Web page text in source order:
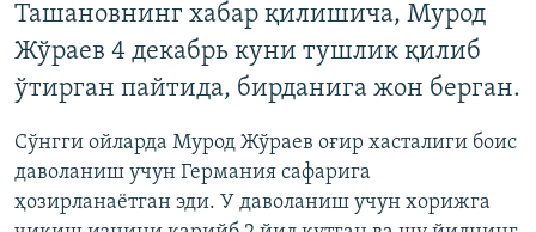
Ташановнинг хабар қилишича, Мурод
Жўраев 4 декабрь куни тушлик қилиб
ўтирган пайтида, бирданига жон берган.
Сўнгги ойларда Мурод Жўраев оғир хасталиги боис
даволаниш учун Германия сафарига
ҳозирланаётган эди. У даволаниш учун хорижга